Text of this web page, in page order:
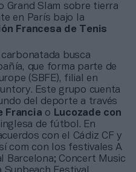
Grand Slam sobre tierra
en París bajo la
Francesa de Tenis
carbonatada busca
que forma parte de
(SBFE), filial en
Este grupo cuenta
del deporte a través
Francia o Lucozade con
de fútbol. En
con el Cádiz CF y
com con los festivales A
Barcelona; Concert Music